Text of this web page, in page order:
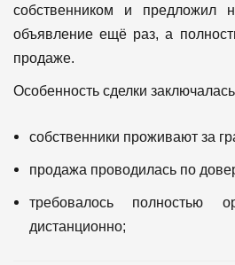
собственником и предложил
объявление ещё раз, а
продаже.
Особенность сделки
собственники проживают за
продажа проводилась по
требовалось полностью
дистанционно;